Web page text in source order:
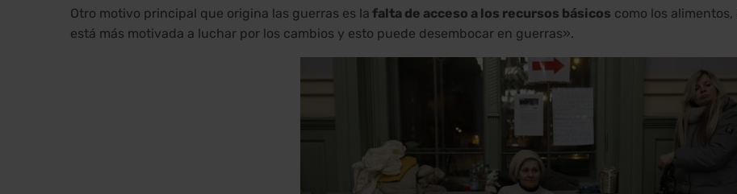
Otro motivo principal que origina las guerras es la falta de acceso a los recursos básicos como los
está más motivada a luchar por los cambios y esto puede desembocar en guerras».